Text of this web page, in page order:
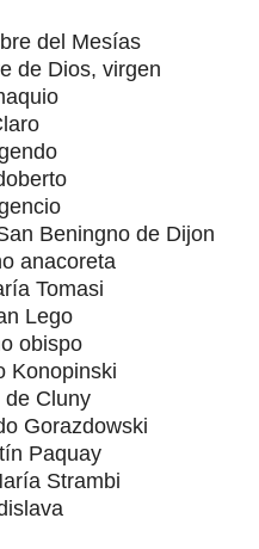
del Mesías
de Dios, virgen
Beningno de Dijon
anacoreta
Tomasi
Lego
obispo
Konopinski
de Cluny
Gorazdowski
Paquay
Strambi